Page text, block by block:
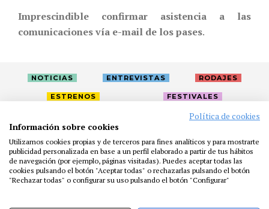
Imprescindible confirmar asistencia a las
comunicaciones vía e-mail de los pases.
NOTICIAS ENTREVISTAS RODAJES
ESTRENOS FESTIVALES
PRENSA
FUNDACIÓN RESIDENCIAS
AYUDAS
BIBLIOTECA
PUBLICACIONES
CONTACTO
Política de cookies
Información sobre cookies
Utilizamos cookies propias y de terceros para fines analíticos y para mostrarte
publicidad personalizada en base a un perfil elaborado a partir de tus hábitos
de navegación (por ejemplo, páginas visitadas). Puedes aceptar todas las
cookies pulsando el botón "Aceptar todas" o rechazarlas pulsando el botón
"Rechazar todas" o configurar su uso pulsando el botón "Configurar"